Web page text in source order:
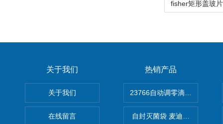
关于我们
关于我们
在线留言
热销产品
自封灭菌袋 麦迪康Medicom